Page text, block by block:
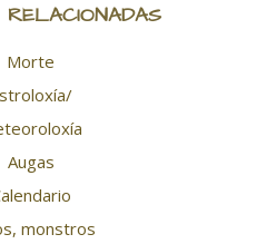
Morte
Augas
monstros